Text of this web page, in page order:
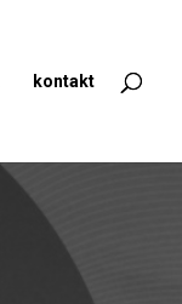
kontakt